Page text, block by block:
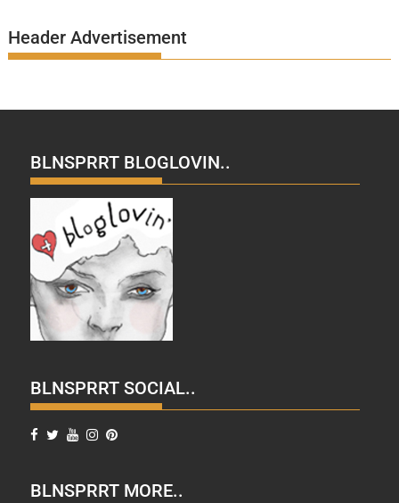
Header Advertisement
BLNSPRRT BLOGLOVIN..
BLNSPRRT SOCIAL..
BLNSPRRT MORE..